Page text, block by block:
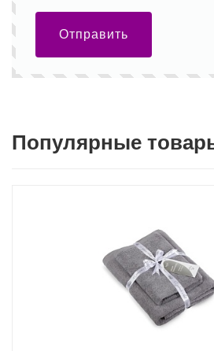
Отправить
Популярные